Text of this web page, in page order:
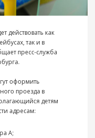
действовать как
так и в
пресс-служба
оформить
проезда в
детям
адресам:
А;